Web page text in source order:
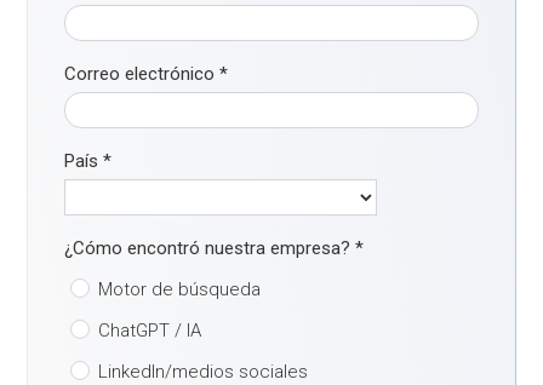
Correo electrónico*
País*
¿Cómo encontró nuestra empresa?*
Motor de búsqueda
ChatGPT / IA
LinkedIn/medios sociales